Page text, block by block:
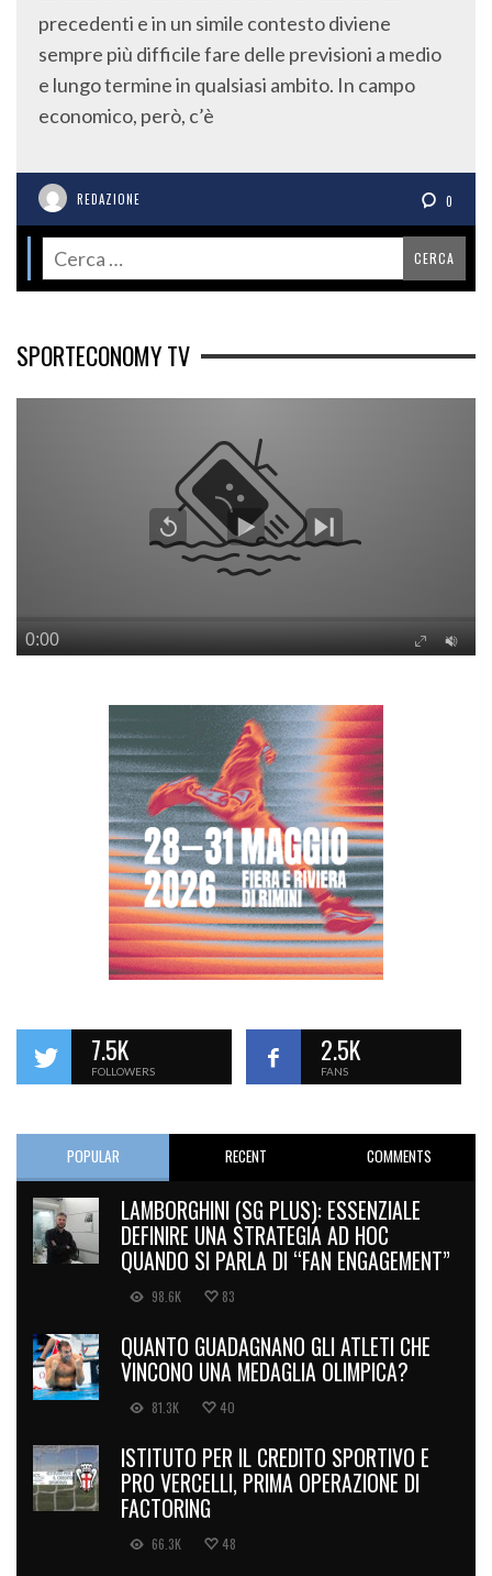
precedenti e in un simile contesto diviene
sempre più difficile fare delle previsioni a medio
e lungo termine in qualsiasi ambito. In campo
economico, però, c’è
REDAZIONE 0
SPORTECONOMY TV
7.5K
FOLLOWERS
2.5K
FANS
POPULAR RECENT COMMENTS
LAMBORGHINI (SG PLUS): ESSENZIALE
DEFINIRE UNA STRATEGIA AD HOC
QUANDO SI PARLA DI “FAN ENGAGEMENT”
98.6K 83
QUANTO GUADAGNANO GLI ATLETI CHE
VINCONO UNA MEDAGLIA OLIMPICA?
81.3K 40
ISTITUTO PER IL CREDITO SPORTIVO E
PRO VERCELLI, PRIMA OPERAZIONE DI
FACTORING
66.3K 48